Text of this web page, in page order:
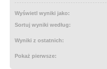
Wyświetl wyniki jako:
Sortuj wyniki według:
Wyniki z ostatnich:
Pokaż pierwsze: